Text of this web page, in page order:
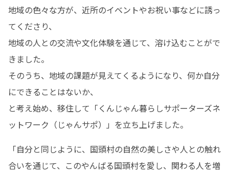
地域の色々な方が、近所のイベントやお祝い事などに誘っ
てくださり、
地域の人との交流や文化体験を通じて、溶け込むことがで
きました。
そのうち、地域の課題が見えてくるようになり、何か自分
にできることはないか、
と考え始め、移住して「くんじゃん暮らしサポーターズネ
ットワーク（じゃんサポ）」を立ち上げました。
「自分と同じように、国頭村の自然の美しさや人との触れ
合いを通じて、このやんばる国頭村を愛し、関わる人を増